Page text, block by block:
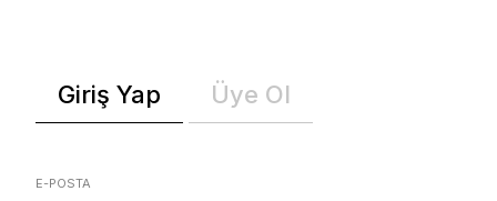
Giriş Yap Üye Ol
E-POSTA